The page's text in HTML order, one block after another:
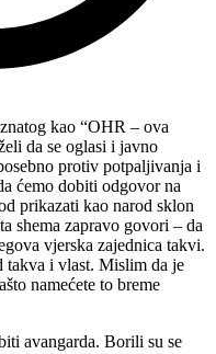
kao “OHR – ova
da se oglasi i javno
protiv potpaljivanja i
ćemo dobiti odgovor na
prikazati kao narod sklon
shema zapravo govori – da
vjerska zajednica takvi.
takva i vlast. Mislim da je
namećete to breme
avangarda. Borili su se